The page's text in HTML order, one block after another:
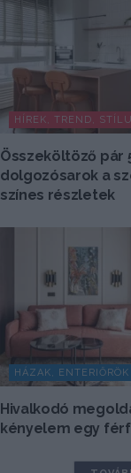
HÍREK, TREND,
Összeköltöző pár
dolgozósarok a
színes részletek
HÁZAK,
Hivalkodó
kényelem egy